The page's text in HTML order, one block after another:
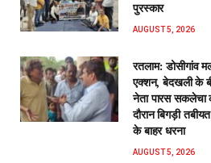
पुरस्कार
AUGUST 5, 2026
रतलाम: डोसीगांव
एक्शन, बेदखली के
नेता पारस
दौरान बिगड़ी
के बाहर धरना
AUGUST 5, 2026